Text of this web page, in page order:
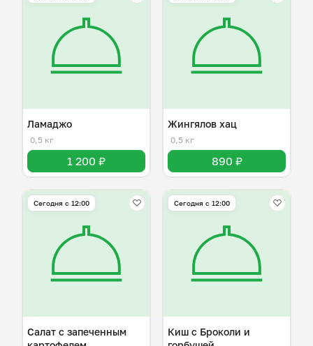
Ламаджо
0,5 кг
1 200 ₽
Жингялов хац
0,5 кг
890 ₽
Сегодня с 12:00
Салат с запеченным
Сегодня с 12:00
Киш с Броколи и